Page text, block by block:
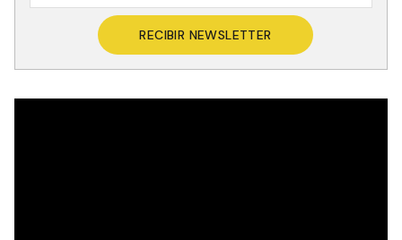
RECIBIR NEWSLETTER